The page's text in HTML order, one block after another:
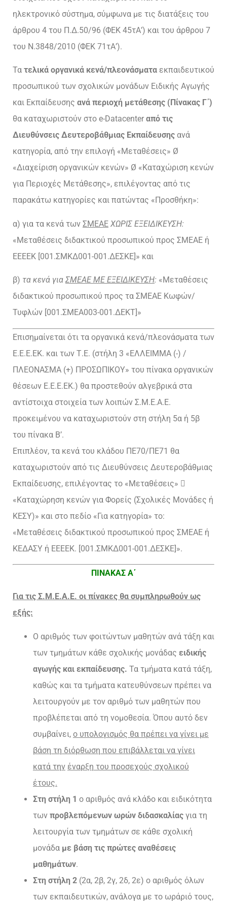
ηλεκτρονικό σύστημα, σύμφωνα με τις διατάξεις του
άρθρου 4 του Π.Δ.50/96 (ΦΕΚ 45τΑ’) και του άρθρου 7
του Ν.3848/2010 (ΦΕΚ 71τΑ’).
Τα τελικά οργανικά κενά/πλεονάσματα εκπαιδευτικού
προσωπικού των σχολικών μονάδων Ειδικής Αγωγής
και Εκπαίδευσης ανά περιοχή μετάθεσης (Πίνακας Γ΄)
θα καταχωριστούν στο e-Datacenter από τις
Διευθύνσεις Δευτεροβάθμιας Εκπαίδευσης ανά
κατηγορία, από την επιλογή «Μεταθέσεις» Ø
«Διαχείριση οργανικών κενών» Ø «Καταχώριση κενών
για Περιοχές Μετάθεσης», επιλέγοντας από τις
παρακάτω κατηγορίες και πατώντας «Προσθήκη»:
α) για τα κενά των ΣΜΕΑΕ ΧΩΡΙΣ ΕΞΕΙΔΙΚΕΥΣΗ:
«Μεταθέσεις διδακτικού προσωπικού προς ΣΜΕΑΕ ή
ΕΕΕΕΚ [001.ΣΜΚΔ001-001.ΔΕΣΚΕ]» και
β) τα κενά γιαΣΜΕΑΕ ΜΕ ΕΞΕΙΔΙΚΕΥΣΗ: «Μεταθέσεις
διδακτικού προσωπικού προς τα ΣΜΕΑΕ Κωφών/
Τυφλών [001.ΣΜΕΑ003-001.ΔΕΚΤ]»
Επισημαίνεται ότι τα οργανικά κενά/πλεονάσματα των
Ε.Ε.Ε.ΕΚ. και των Τ.Ε. (στήλη 3 «ΕΛΛΕΙΜΜΑ (-) /
ΠΛΕΟΝΑΣΜΑ (+) ΠΡΟΣΩΠΙΚΟΥ» του πίνακα οργανικών
θέσεων Ε.Ε.Ε.ΕΚ.) θα προστεθούν αλγεβρικά στα
αντίστοιχα στοιχεία των λοιπών Σ.Μ.Ε.Α.Ε.
προκειμένου να καταχωριστούν στη στήλη 5α ή 5β
του πίνακα Β’.
Επιπλέον, τα κενά του κλάδου ΠΕ70/ΠΕ71 θα
καταχωριστούν από τις Διευθύνσεις Δευτεροβάθμιας
Εκπαίδευσης, επιλέγοντας το «Μεταθέσεις» 
«Καταχώρηση κενών για Φορείς (Σχολικές Μονάδες ή
ΚΕΣΥ)» και στο πεδίο «Για κατηγορία» το:
«Μεταθέσεις διδακτικού προσωπικού προς ΣΜΕΑΕ ή
ΚΕΔΑΣΥ ή ΕΕΕΕΚ. [001.ΣΜΚΔ001-001.ΔΕΣΚΕ]».
ΠΙΝΑΚΑΣ Α΄
Για τις Σ.Μ.Ε.Α.Ε. οι πίνακες θα συμπληρωθούν ως
εξής:
Ο αριθμός των φοιτώντων μαθητών ανά τάξη και
των τμημάτων κάθε σχολικής μονάδας ειδικής
αγωγής και εκπαίδευσης. Τα τμήματα κατά τάξη,
καθώς και τα τμήματα κατευθύνσεων πρέπει να
λειτουργούν με τον αριθμό των μαθητών που
προβλέπεται από τη νομοθεσία. Όπου αυτό δεν
συμβαίνει, ο υπολογισμός θα πρέπει να γίνει με
βάση τη διόρθωση που επιβάλλεται να γίνει
κατά την έναρξη του προσεχούς σχολικού
έτους.
Στη στήλη 1 ο αριθμός ανά κλάδο και ειδικότητα
των προβλεπόμενων ωρών διδασκαλίας για τη
λειτουργία των τμημάτων σε κάθε σχολική
μονάδα με βάση τις πρώτες αναθέσεις
μαθημάτων.
Στη στήλη 2 (2α, 2β, 2γ, 2δ, 2ε) ο αριθμός όλων
των εκπαιδευτικών, ανάλογα με το ωράριό τους,